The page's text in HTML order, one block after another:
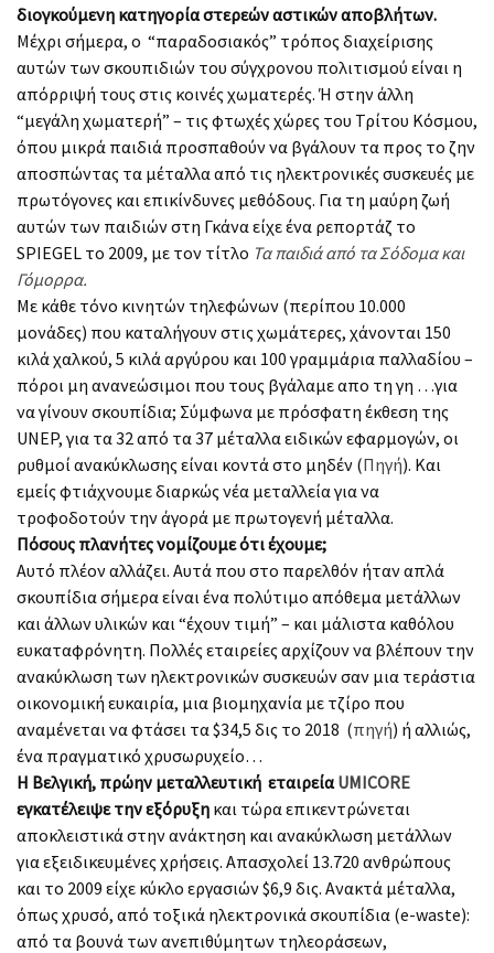
διογκούμενη κατηγορία στερεών αστικών αποβλήτων.
Μέχρι σήμερα, ο “παραδοσιακός” τρόπος διαχείρισης
αυτών των σκουπιδιών του σύγχρονου πολιτισμού είναι η
απόρριψή τους στις κοινές χωματερές. Ή στην άλλη
“μεγάλη χωματερή” – τις φτωχές χώρες του Τρίτου Κόσμου,
όπου μικρά παιδιά προσπαθούν να βγάλουν τα προς το ζην
αποσπώντας τα μέταλλα από τις ηλεκτρονικές συσκευές με
πρωτόγονες και επικίνδυνες μεθόδους. Για τη μαύρη ζωή
αυτών των παιδιών στη Γκάνα είχε ένα ρεπορτάζ το
SPIEGEL το 2009, με τον τίτλο Τα παιδιά από τα Σόδομα και
Γόμορρα.
Με κάθε τόνο κινητών τηλεφώνων (περίπου 10.000
μονάδες) που καταλήγουν στις χωμάτερες, χάνονται 150
κιλά χαλκού, 5 κιλά αργύρου και 100 γραμμάρια παλλαδίου –
πόροι μη ανανεώσιμοι που τους βγάλαμε απο τη γη …για
να γίνουν σκουπίδια; Σύμφωνα με πρόσφατη έκθεση της
UNEP, για τα 32 από τα 37 μέταλλα ειδικών εφαρμογών, οι
ρυθμοί ανακύκλωσης είναι κοντά στο μηδέν (Πηγή). Και
εμείς φτιάχνουμε διαρκώς νέα μεταλλεία για να
τροφοδοτούν την άγορά με πρωτογενή μέταλλα.
Πόσους πλανήτες νομίζουμε ότι έχουμε;
Αυτό πλέον αλλάζει. Αυτά που στο παρελθόν ήταν απλά
σκουπίδια σήμερα είναι ένα πολύτιμο απόθεμα μετάλλων
και άλλων υλικών και “έχουν τιμή” – και μάλιστα καθόλου
ευκαταφρόνητη. Πολλές εταιρείες αρχίζουν να βλέπουν την
ανακύκλωση των ηλεκτρονικών συσκευών σαν μια τεράστια
οικονομική ευκαιρία, μια βιομηχανία με τζίρο που
αναμένεται να φτάσει τα $34,5 δις το 2018 (πηγή) ή αλλιώς,
ένα πραγματικό χρυσωρυχείο…
Η Βελγική, πρώην μεταλλευτική εταιρεία UMICORE
εγκατέλειψε την εξόρυξη και τώρα επικεντρώνεται
αποκλειστικά στην ανάκτηση και ανακύκλωση μετάλλων
για εξειδικευμένες χρήσεις. Απασχολεί 13.720 ανθρώπους
και το 2009 είχε κύκλο εργασιών $6,9 δις. Ανακτά μέταλλα,
όπως χρυσό, από τοξικά ηλεκτρονικά σκουπίδια (e-waste):
από τα βουνά των ανεπιθύμητων τηλεοράσεων,